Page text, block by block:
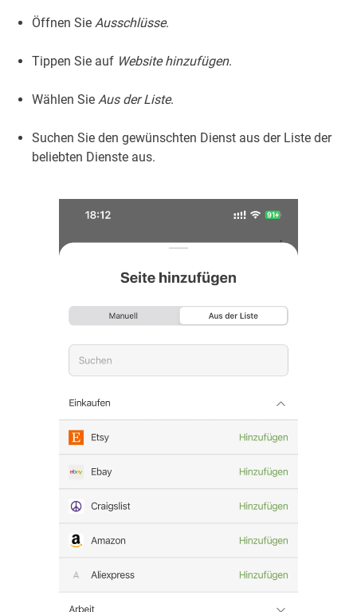
Öffnen Sie Ausschlüsse.
Tippen Sie auf Website hinzufügen.
Wählen Sie Aus der Liste.
Suchen Sie den gewünschten Dienst aus der Liste der
beliebten Dienste aus.